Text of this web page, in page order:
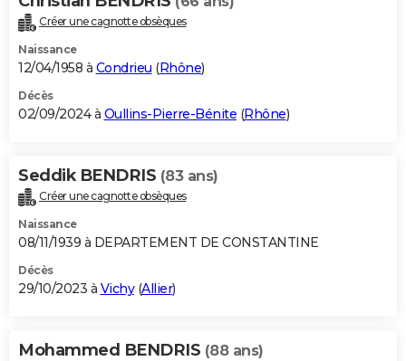
Bricolage
Lifestyle
Culture
Sport
Auto
Television
Voyage
CinemaCréer une cagnotte obsèques
Naissance
12/04/1958 à Condrieu (Rhône)
Décès
02/09/2024 à Oullins-Pierre-Bénite (Rhône)
Seddik BENDRIS (83 ans)
Créer une cagnotte obsèques
Naissance
08/11/1939 à DEPARTEMENT DE CONSTANTINE
Décès
29/10/2023 à Vichy(Allier)
Mohammed BENDRIS (88 ans)